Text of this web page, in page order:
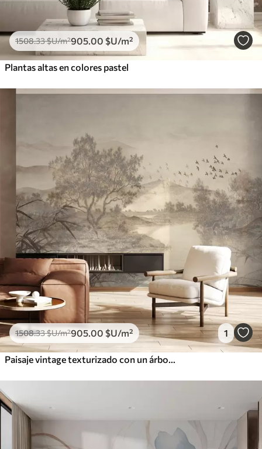
1508.33$U/m²905 .00 $U/m²
Plantas altas en colores pastel
1508.33$U/m²905 .00 $U/m² 1